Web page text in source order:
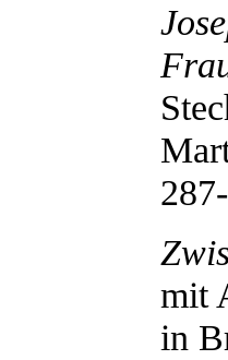
mit
in